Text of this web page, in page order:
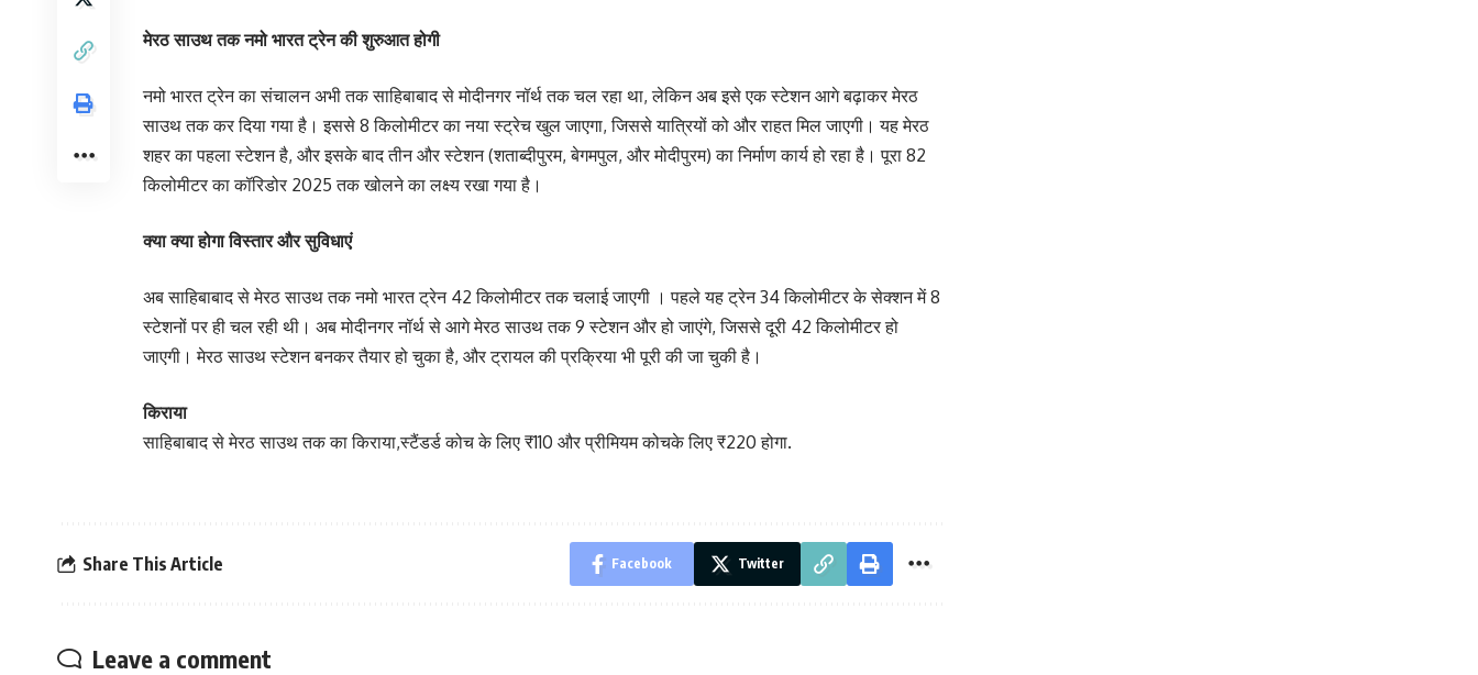
मेरठ साउथ तक नमो भारत ट्रेन की शुरुआत होगी
नमो भारत ट्रेन का संचालन अभी तक साहिबाबाद से मोदीनगर नॉर्थ तक चल रहा था, लेकिन अब इसे एक स्टेशन आगे बढ़ाकर मेरठ
साउथ तक कर दिया गया है। इससे 8 किलोमीटर का नया स्ट्रेच खुल जाएगा, जिससे यात्रियों को और राहत मिल जाएगी। यह मेरठ
शहर का पहला स्टेशन है, और इसके बाद तीन और स्टेशन (शताब्दीपुरम, बेगमपुल, और मोदीपुरम) का निर्माण कार्य हो रहा है। पूरा 82
किलोमीटर का कॉरिडोर 2025 तक खोलने का लक्ष्य रखा गया है।
क्या क्या होगा विस्तार और सुविधाएं
अब साहिबाबाद से मेरठ साउथ तक नमो भारत ट्रेन 42 किलोमीटर तक चलाई जाएगी । पहले यह ट्रेन 34 किलोमीटर के सेक्शन में 8
स्टेशनों पर ही चल रही थी। अब मोदीनगर नॉर्थ से आगे मेरठ साउथ तक 9 स्टेशन और हो जाएंगे, जिससे दूरी 42 किलोमीटर हो
जाएगी। मेरठ साउथ स्टेशन बनकर तैयार हो चुका है, और ट्रायल की प्रक्रिया भी पूरी की जा चुकी है।
किराया
साहिबाबाद से मेरठ साउथ तक का किराया,स्टैंडर्ड कोच के लिए ₹110 और प्रीमियम कोचके लिए ₹220 होगा.
Share This Article Facebook Twitter
Leave a comment